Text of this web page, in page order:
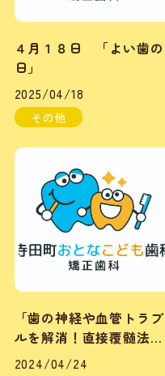
４月１８日 「よい歯の
日」
2025/04/18
その他
「歯の神経や血管トラブ
ルを解消！直接覆髄法の
魅力」
2024/04/24